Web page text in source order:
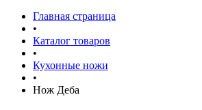
Главная страница
•
Каталог товаров
•
Кухонные ножи
•
Нож Деба